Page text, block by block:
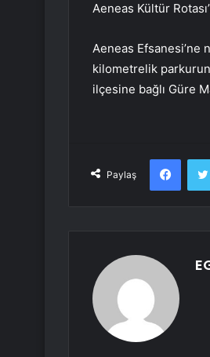
Aeneas Kültür
Aeneas Efsanesi’ne
kilometrelik parkurun
ilçesine bağlı Güre
Paylaş